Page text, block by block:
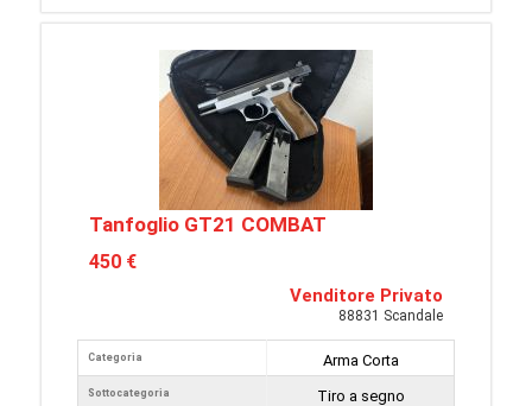
Tanfoglio GT21 COMBAT
450 €
Venditore Privato
88831 Scandale
Categoria
Sottocategoria
Arma Corta
Tiro a segno